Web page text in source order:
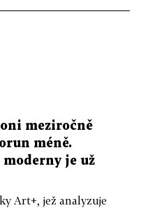
meziročně
méně.
je už
Art+, jež analyzuje